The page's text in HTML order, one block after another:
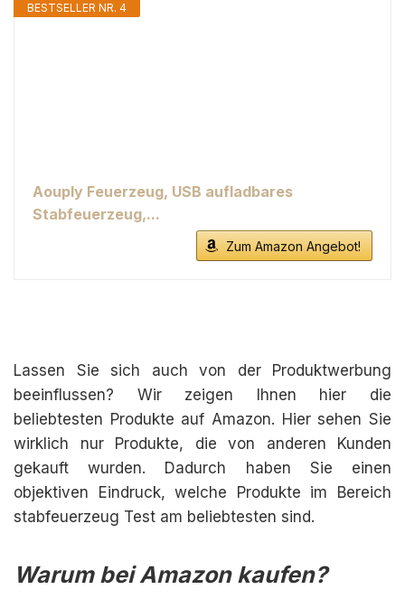
BESTSELLER NR. 4
Aouply Feuerzeug, USB aufladbares
Stabfeuerzeug,...
Zum Amazon Angebot!
Lassen Sie sich auch von der Produktwerbung
beeinflussen? Wir zeigen Ihnen hier die
beliebtesten Produkte auf Amazon. Hier sehen Sie
wirklich nur Produkte, die von anderen Kunden
gekauft wurden. Dadurch haben Sie einen
objektiven Eindruck, welche Produkte im Bereich
stabfeuerzeug Test am beliebtesten sind.
Warum bei Amazon kaufen?